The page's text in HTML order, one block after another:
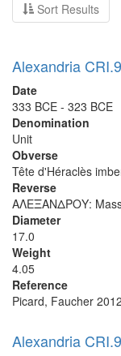
Sort Results
Alexandria
Date
333 BCE - 323 BCE
Denomination
Unit
Obverse
Tête d'Héraclès
Reverse
ΑΛΕΞΑΝΔΡΟΥ:
Diameter
17.0
Weight
4.05
Reference
Picard, Faucher
Alexandria